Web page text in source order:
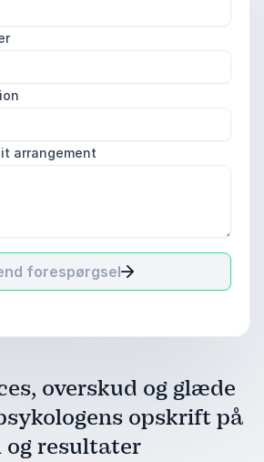
arrangement
forespørgsel
overskud og glæde
opskrift på
resultater